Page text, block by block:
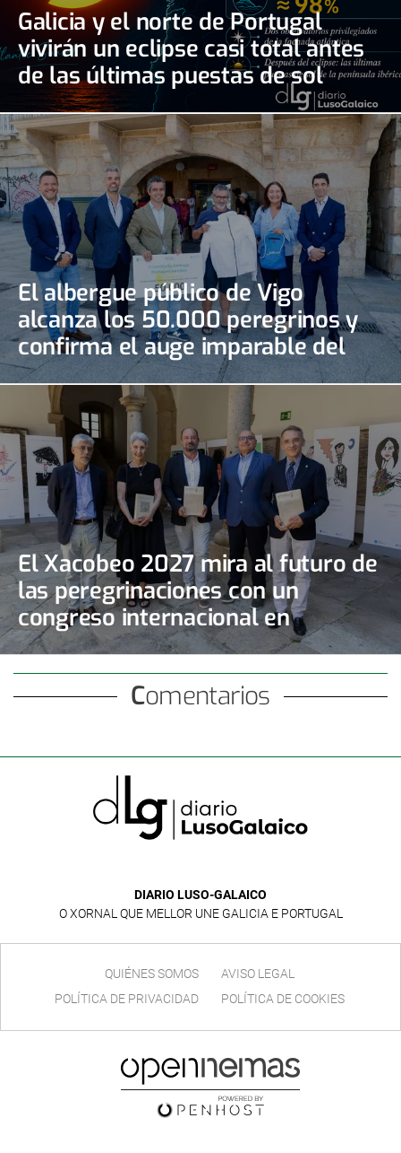
Galicia y el norte de Portugal
vivirán un eclipse casi total antes
de las últimas puestas de sol
El albergue público de Vigo
alcanza los 50.000 peregrinos y
confirma el auge imparable del
Camino Portugués de la Costa
El Xacobeo 2027 mira al futuro de
las peregrinaciones con un
congreso internacional en
Santiago
Comentarios
DIARIO LUSO-GALAICO
O XORNAL QUE MELLOR UNE GALICIA E PORTUGAL
QUIÉNES SOMOS
AVISO LEGAL
POLÍTICA DE PRIVACIDAD
POLÍTICA DE COOKIES